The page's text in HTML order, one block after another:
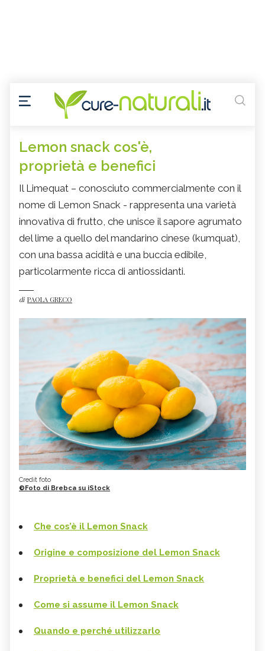
Lemon snack cos'è,
proprietà e benefici
Il Limequat – conosciuto commercialmente con il
nome di Lemon Snack - rappresenta una varietà
innovativa di frutto, che unisce il sapore agrumato
del lime a quello del mandarino cinese (kumquat),
con una bassa acidità e una buccia edibile,
particolarmente ricca di antiossidanti.
di PAOLA GRECO
Credit foto
©Foto di Brebca su iStock
Che cos’è il Lemon Snack
Origine e composizione del Lemon Snack
Proprietà e benefici del Lemon Snack
Come si assume il Lemon Snack
Quando e perché utilizzarlo